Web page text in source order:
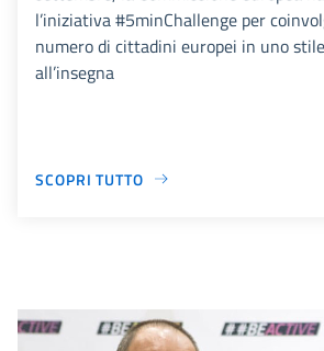
l’iniziativa #5minChallenge per
numero di cittadini europei in uno
all’insegna
SCOPRI TUTTO